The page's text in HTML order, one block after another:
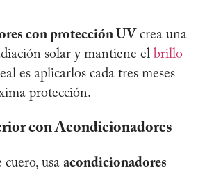
con protección UV crea una
solar y mantiene el brillo
es aplicarlos cada tres meses
protección.
con Acondicionadores
cuero, usa acondicionadores